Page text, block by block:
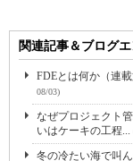
関連記事＆ブログ
FDEとは何か（連
08/03)
なぜプロジェクト
いはケーキの工程...
冬の冷たい海で叫